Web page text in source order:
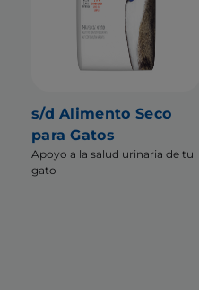
s/d Alimento Seco
para Gatos
Apoyo a la salud urinaria de tu
gato